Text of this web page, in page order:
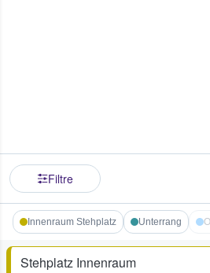
Filtre
Innenraum Stehplatz Unterrang
Stehplatz Innenraum